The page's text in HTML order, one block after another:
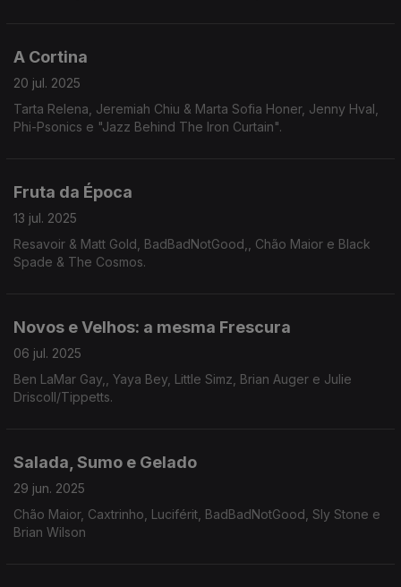
A Cortina
20 jul. 2025
Tarta Relena, Jeremiah Chiu & Marta Sofia Honer, Jenny Hval,
Phi-Psonics e "Jazz Behind The Iron Curtain".
Fruta da Época
13 jul. 2025
Resavoir & Matt Gold, BadBadNotGood,, Chão Maior e Black
Spade & The Cosmos.
Novos e Velhos: a mesma Frescura
06 jul. 2025
Ben LaMar Gay,, Yaya Bey, Little Simz, Brian Auger e Julie
Driscoll/Tippetts.
Salada, Sumo e Gelado
29 jun. 2025
Chão Maior, Caxtrinho, Luciférit, BadBadNotGood, Sly Stone e
Brian Wilson